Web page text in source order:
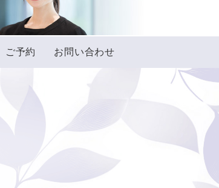
ご予約 お問い合わせ